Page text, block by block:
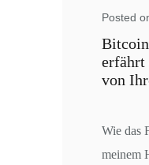
Posted
erfährt
von
Wie das
meinem